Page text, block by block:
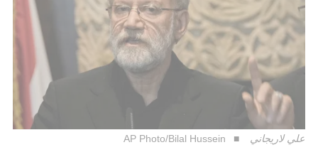
علي لاريجاني AP Photo/Bilal Hussein